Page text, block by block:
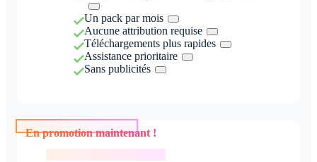
Un pack par mois
Aucune attribution requise
Téléchargements plus rapides
Assistance prioritaire
Sans publicités
En promotion maintenant !